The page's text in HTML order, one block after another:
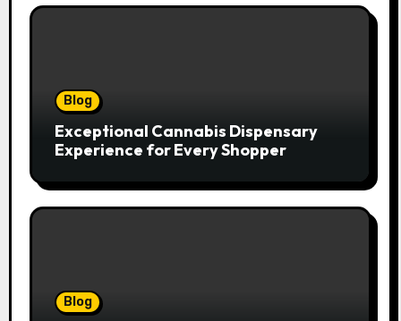
Blog
Exceptional Cannabis Dispensary
Experience for Every Shopper
Blog